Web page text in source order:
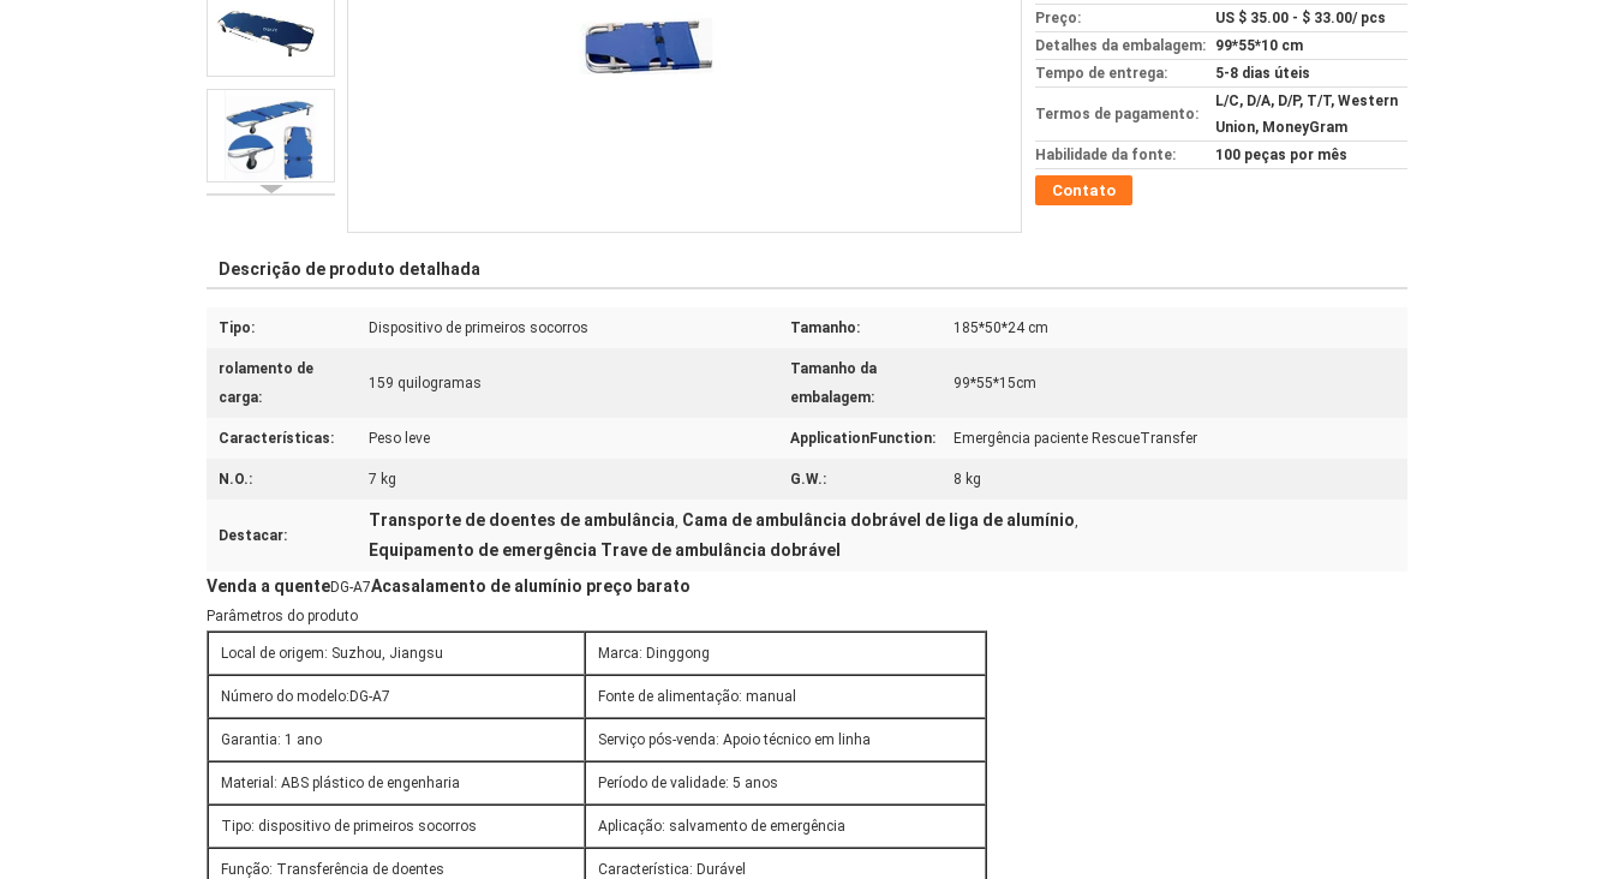
Preço:
US $ 35.00 - $ 33.00/ pcs
Detalhes da embalagem:
99*55*10 cm
Tempo de entrega:
5-8 dias úteis
Termos de pagamento:
L/C, D/A, D/P, T/T, Western
Union, MoneyGram
Habilidade da fonte:
100 peças por mês
Contato
Descrição de produto detalhada
Tipo: Dispositivo de primeiros socorros Tamanho: 185*50*24 cm
rolamento de
carga:
159 quilogramas
Tamanho da
embalagem:
99*55*15cm
Características: Peso leve ApplicationFunction: Emergência paciente RescueTransfer
N.O.: 7 kg G.W.: 8 kg
Destacar:
Transporte de doentes de ambulância, Cama de ambulância dobrável de liga de alumínio,
Equipamento de emergência Trave de ambulância dobrável
Venda a quenteDG-A7Acasalamento de alumínio preço barato
Parâmetros do produto
Local de origem: Suzhou, Jiangsu Marca: Dinggong
Número do modelo: DG-A7 Fonte de alimentação: manual
Garantia: 1 ano Serviço pós-venda: Apoio técnico em linha
Material: ABS plástico de engenharia Período de validade: 5 anos
Tipo: dispositivo de primeiros socorros Aplicação: salvamento de emergência
Função: Transferência de doentes Característica: Durável